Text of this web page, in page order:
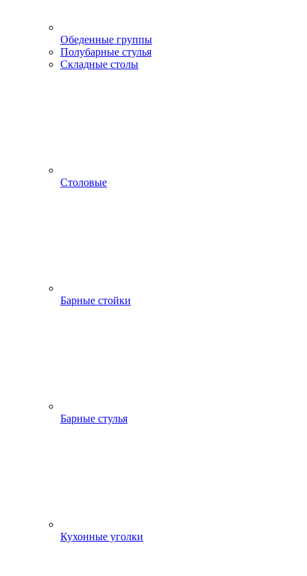
Обеденные группы
Полубарные стулья
Складные столы
Столовые
Барные стойки
Барные стулья
Кухонные уголки